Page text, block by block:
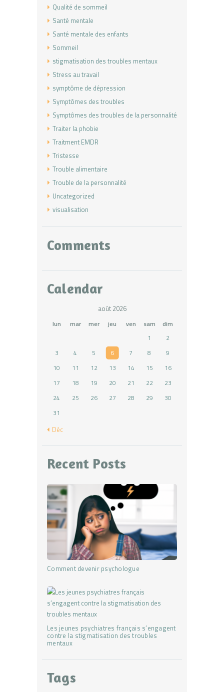
Qualité de sommeil
Santé mentale
Santé mentale des enfants
Sommeil
stigmatisation des troubles mentaux
Stress au travail
symptôme de dépression
Symptômes des troubles
Symptômes des troubles de la personnalité
Traiter la phobie
Traitment EMDR
Tristesse
Trouble alimentaire
Trouble de la personnalité
Uncategorized
visualisation
Comments
Calendar
août 2026
lun mar mer jeu ven sam
dim
1
2
3
4 5 6 7 8
9
10
11 12 13 14 15
16
17
18 19 20 21 22
23
24
25 26 27 28 29
30
31
« Déc
Recent Posts
Comment devenir psychologue
Les jeunes psychiatres français s’engagent
contre la stigmatisation des troubles
mentaux
Tags